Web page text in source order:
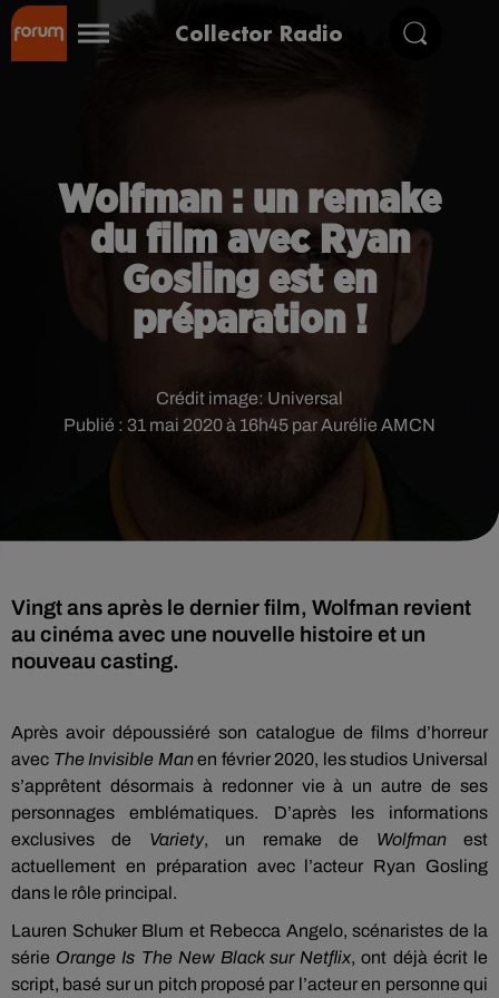
Collector Radio
Wolfman : un remake
du film avec Ryan
Gosling est en
préparation !
Publié : 31 mai 2020 à 16h45 par Aurélie AMCN
Crédit image: Universal
Vingt ans après le dernier film, Wolfman revient
au cinéma avec une nouvelle histoire et un
nouveau casting.
Après avoir dépoussiéré son catalogue de films d’horreur
avec The Invisible Manen février 2020, les studios Universal
s’apprêtent désormais à redonner vie à un autre de ses
personnages emblématiques. D’après les informations
exclusives de Variety, un remake de Wolfmanest
actuellement en préparation avec l’acteur Ryan Gosling
dans le rôle principal.
Lauren Schuker Blum et Rebecca Angelo, scénaristes de la
série Orange Is The New Black sur Netflix, ont déjà écrit le
script, basé sur un pitch proposé par l’acteur en personne qui